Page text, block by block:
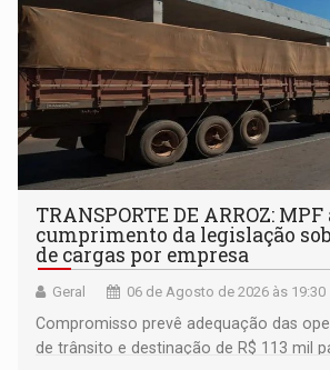
TRANSPORTE DE ARROZ:
cumprimento da legislação
de cargas por empresa
Geral 06 de Agosto de 2026 às 19:30
Compromisso prevê adequação das
de trânsito e destinação de R$ 113 mil